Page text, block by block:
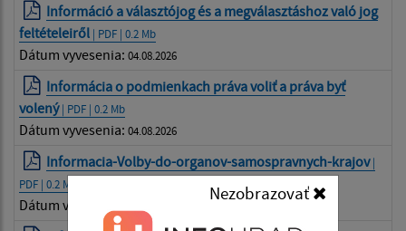
Nezobrazovať
Információ a választójog és a megválasztáshoz való jog
feltételeiről | PDF | 0.2 Mb
Dátum vyvesenia: 04.08.2026
Informácia o podmienkach práva voliť a práva byť
volený| PDF | 0.2 Mb
Dátum vyvesenia: 04.08.2026
Informacia-Volby-do-organov-samospravnych-krajov|
PDF | 0.2 Mb
Dátum vyvesenia: